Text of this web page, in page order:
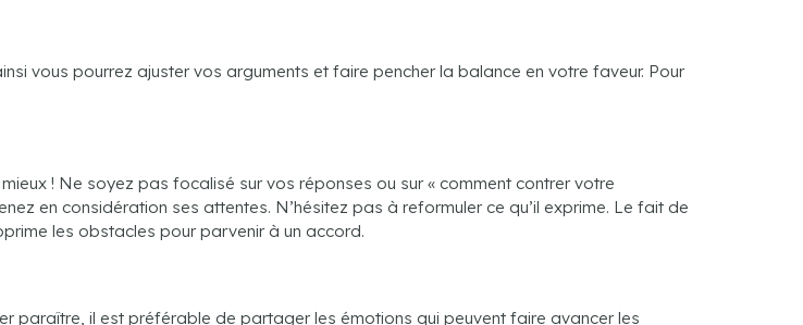
vous pourrez ajuster vos arguments et faire pencher la balance en votre faveur. Pour
! Ne soyez pas focalisé sur vos réponses ou sur « comment contrer votre
en considération ses attentes. N’hésitez pas à reformuler ce qu’il exprime. Le fait de
les obstacles pour parvenir à un accord.
paraître, il est préférable de partager les émotions qui peuvent faire avancer les